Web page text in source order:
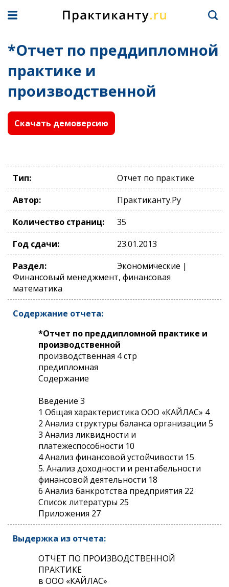
*Отчет по преддипломной
практике и
производственной
Скачать демоверсию
Тип:
Отчет по практике
Автор:
Практиканту.Ру
Количество страниц:
35
Год сдачи:
23.01.2013
Раздел:
Экономические |
Финансовый менеджмент, финансовая
математика
Содержание отчета:
*Отчет по преддипломной практике и
производственной
производственная 4 стр
предипломная
Содержание
Введение 3
1 Общая характеристика ООО «КАЙЛАС» 4
2 Анализ структуры баланса организации 5
3 Анализ ликвидности и
платежеспособности 10
4 Анализ финансовой устойчивости 15
5. Анализ доходности и рентабельности
финансовой деятельности 18
6 Анализ банкротства предприятия 22
Список литературы 25
Приложения 27
Выдержка из отчета:
ОТЧЕТ ПО ПРОИЗВОДСТВЕННОЙ
ПРАКТИКЕ
в ООО «КАЙЛАС»